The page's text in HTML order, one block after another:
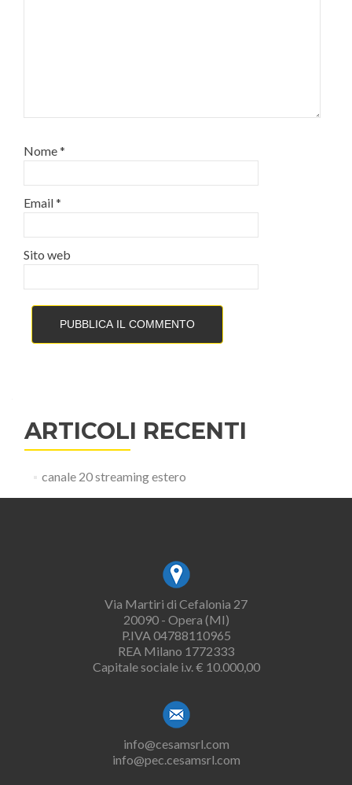
Nome*
Email*
Sito web
ARTICOLI RECENTI
canale 20 streaming estero
Via Martiri di Cefalonia 27
20090 - Opera (MI)
P.IVA 04788110965
REA Milano 1772333
Capitale sociale i.v. € 10.000,00
info@cesamsrl.com
info@pec.cesamsrl.com